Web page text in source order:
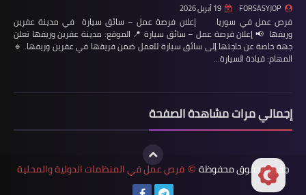
FORSASYJOP 19 أبريل 2026
فرص عمل في سوريا إعلان فرصة عمل – سائق سيارة في مدينة عفرين
وريفها 📢 إعلان فرصة عمل – سائق سيارة 📍 الموقع: مدينة عفرين وريفها تعلن
جهة خاصة عن حاجتها إلى سائق سيارة للعمل ضمن فريقها في عفرين وريفها. 🔹
المهام: قيادة السيارة…
إجمالي مرات مشاهدة الصفحة
جميع الحقوق محفوظة © فرص عمل في المنظمات الدولية والمحلية